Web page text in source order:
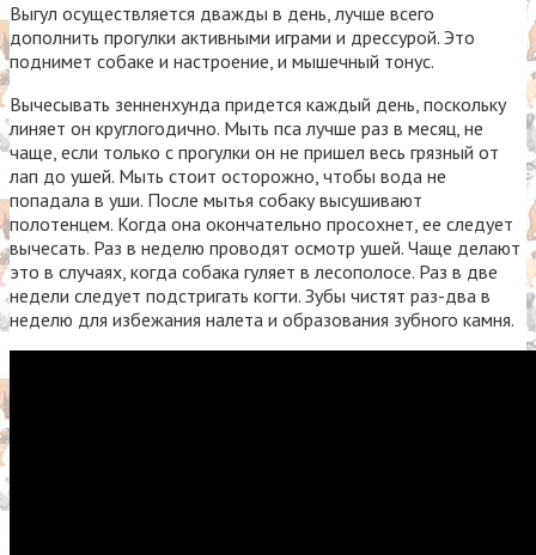
Выгул осуществляется дважды в день, лучше всего
дополнить прогулки активными играми и дрессурой. Это
поднимет собаке и настроение, и мышечный тонус.
Вычесывать зенненхунда придется каждый день, поскольку
линяет он круглогодично. Мыть пса лучше раз в месяц, не
чаще, если только с прогулки он не пришел весь грязный от
лап до ушей. Мыть стоит осторожно, чтобы вода не
попадала в уши. После мытья собаку высушивают
полотенцем. Когда она окончательно просохнет, ее следует
вычесать. Раз в неделю проводят осмотр ушей. Чаще делают
это в случаях, когда собака гуляет в лесополосе. Раз в две
недели следует подстригать когти. Зубы чистят раз-два в
неделю для избежания налета и образования зубного камня.